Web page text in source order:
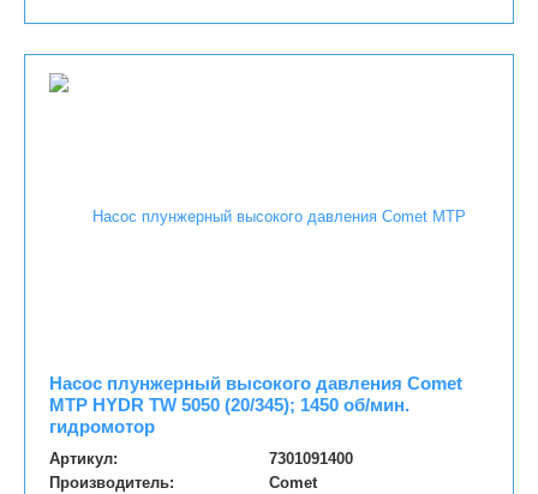
Насос плунжерный высокого давления Comet
MTP HYDR TW 5050 (20/345); 1450 об/мин.
гидромотор
Артикул:
7301091400
Производитель:
Comet